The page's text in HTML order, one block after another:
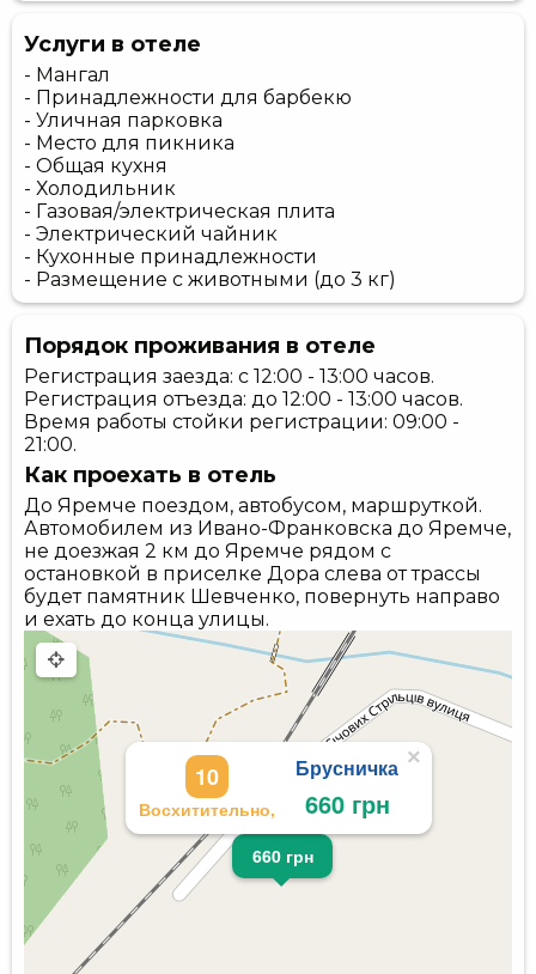
Услуги в отеле
- Мангал
- Принадлежности для барбекю
- Уличная парковка
- Место для пикника
- Общая кухня
- Холодильник
- Газовая/электрическая плита
- Электрический чайник
- Кухонные принадлежности
- Размещение с животными (до 3 кг)
Порядок проживания в отеле
Регистрация заезда: с 12:00 - 13:00 часов.
Регистрация отъезда: до 12:00 - 13:00 часов.
Время работы стойки регистрации: 09:00 -
21:00.
Как проехать в отель
До Яремче поездом, автобусом, маршруткой.
Автомобилем из Ивано-Франковска до Яремче,
не доезжая 2 км до Яремче рядом с
остановкой в приселке Дора слева от трассы
будет памятник Шевченко, повернуть направо
и ехать до конца улицы.
660 грн
Восхитительно,
10 Брусничка
660 грн
×